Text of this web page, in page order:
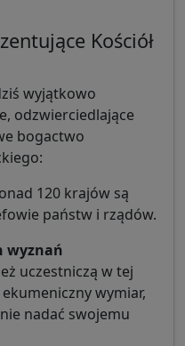
Kościół
wyjątkowo
odzwierciedlające
bogactwo
120 krajów są
państw i rządów.
wyznań
uczestniczą w tej
wymiar,
nadać swojemu